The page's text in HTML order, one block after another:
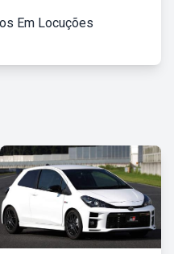
Em Locuções